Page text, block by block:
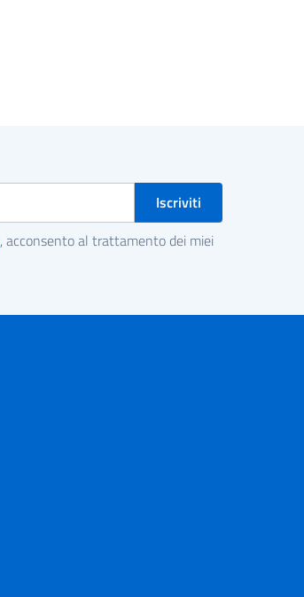
, acconsento al trattamento dei miei